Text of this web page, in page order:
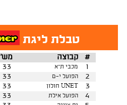
טבלת ליגת
מש' קבוצה
#
33 מכבי ת"א
1
33 הפועל י-ם
2
33 UNET חולון
3
33 הפועל אילת
4